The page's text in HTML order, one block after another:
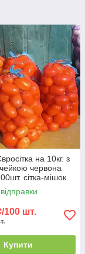
на 10кг. з
червона
сітка-мішок
100 шт.
Купити